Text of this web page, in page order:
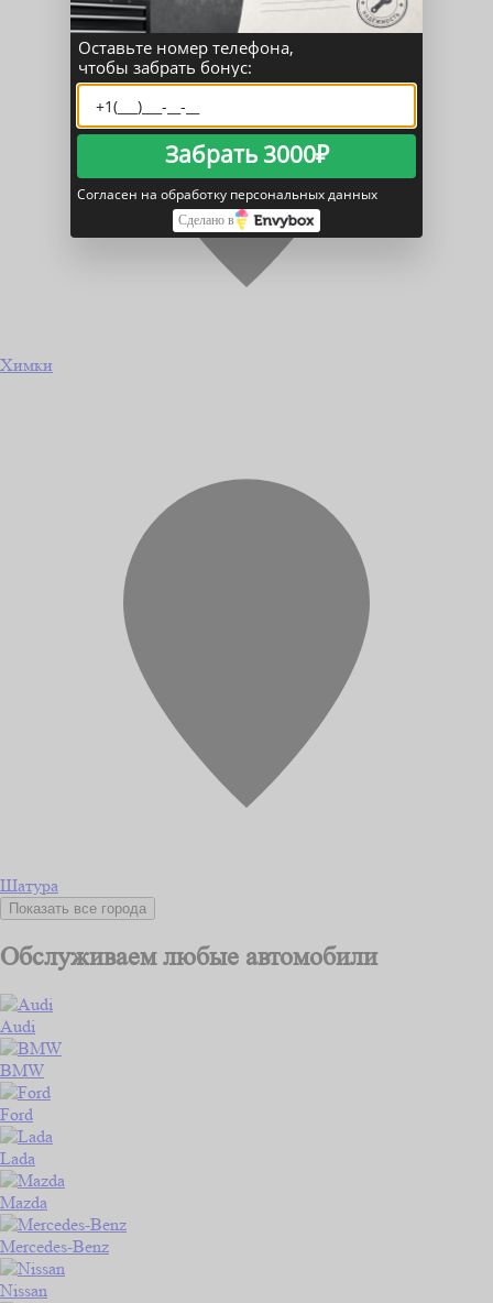
Химки
Шатура
Показать все города
Обслуживаем любые автомобили
Audi
BMW
Ford
Lada
Mazda
Mercedes-Benz
Nissan
Оставьте номер телефона,
чтобы забрать бонус:
Забрать 3000₽
Согласен на обработку персональных данных
Сделано в